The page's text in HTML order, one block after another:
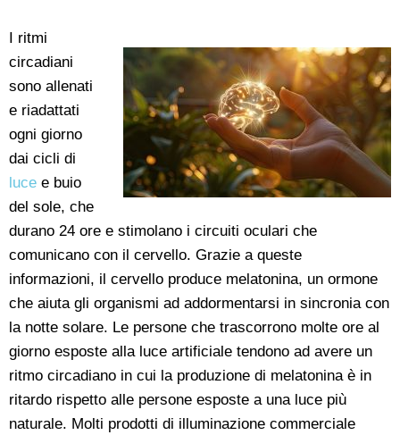
I ritmi
circadiani
sono allenati
e riadattati
ogni giorno
dai cicli di
luce e buio
del sole, che
durano 24 ore e stimolano i circuiti oculari che
comunicano con il cervello. Grazie a queste
informazioni, il cervello produce melatonina, un ormone
che aiuta gli organismi ad addormentarsi in sincronia con
la notte solare. Le persone che trascorrono molte ore al
giorno esposte alla luce artificiale tendono ad avere un
ritmo circadiano in cui la produzione di melatonina è in
ritardo rispetto alle persone esposte a una luce più
naturale. Molti prodotti di illuminazione commerciale